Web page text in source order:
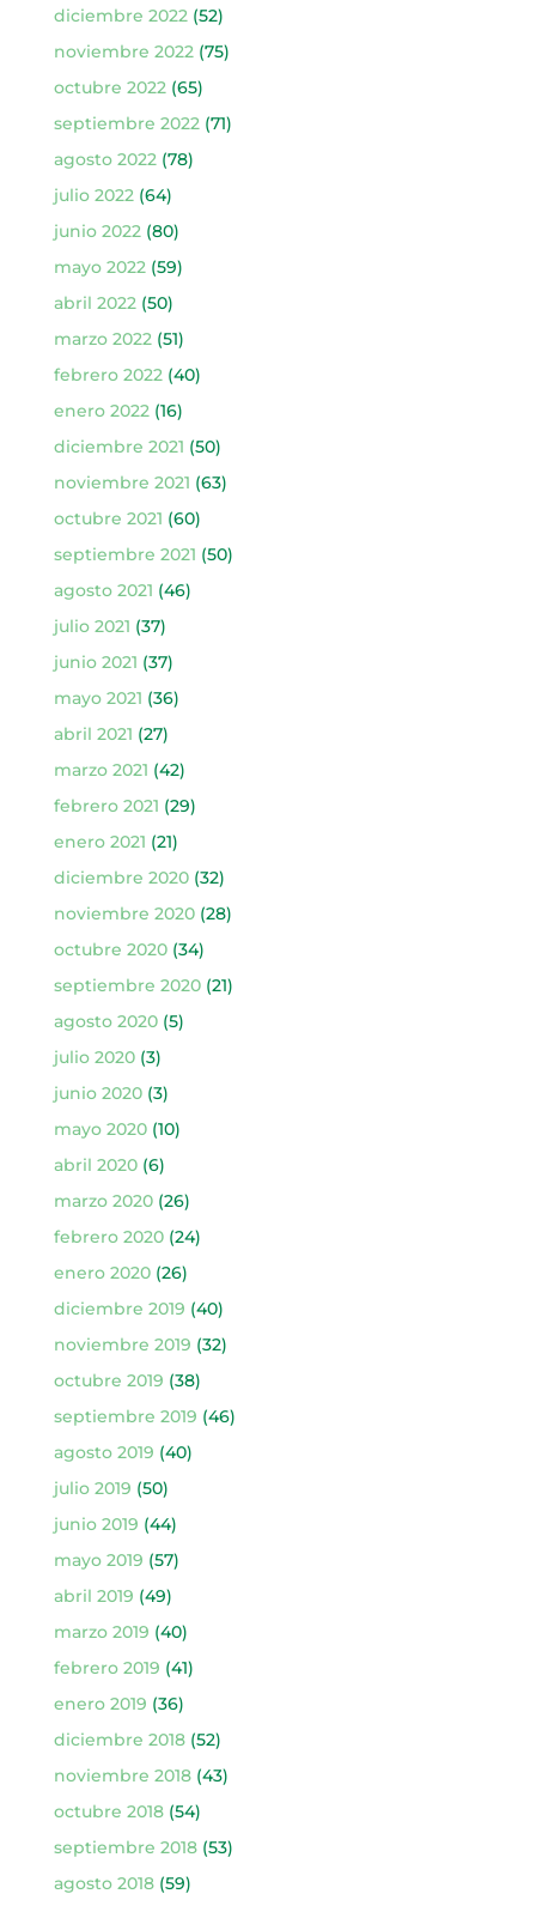
diciembre 2022 (52)
noviembre 2022 (75)
octubre 2022 (65)
septiembre 2022 (71)
agosto 2022 (78)
julio 2022 (64)
junio 2022 (80)
mayo 2022 (59)
abril 2022 (50)
marzo 2022 (51)
febrero 2022 (40)
enero 2022 (16)
diciembre 2021 (50)
noviembre 2021 (63)
octubre 2021 (60)
septiembre 2021 (50)
agosto 2021 (46)
julio 2021 (37)
junio 2021 (37)
mayo 2021 (36)
abril 2021 (27)
marzo 2021 (42)
febrero 2021 (29)
enero 2021 (21)
diciembre 2020(32)
noviembre 2020(28)
octubre 2020(34)
septiembre 2020(21)
agosto 2020(5)
julio 2020(3)
junio 2020(3)
mayo 2020(10)
abril 2020(6)
marzo 2020(26)
febrero 2020(24)
enero 2020(26)
diciembre 2019 (40)
noviembre 2019 (32)
octubre 2019 (38)
septiembre 2019 (46)
agosto 2019 (40)
julio 2019 (50)
junio 2019 (44)
mayo 2019 (57)
abril 2019 (49)
marzo 2019 (40)
febrero 2019 (41)
enero 2019 (36)
diciembre 2018(52)
noviembre 2018(43)
octubre 2018(54)
septiembre 2018(53)
agosto 2018(59)